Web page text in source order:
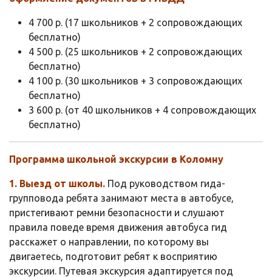
4 700 р. (17 школьников + 2 сопровождающих
бесплатно)
4 500 р. (25 школьников + 2 сопровождающих
бесплатно)
4 100 р. (30 школьников + 3 сопровождающих
бесплатно)
3 600 р. (от 40 школьников + 4 сопровождающих
бесплатно)
Программа школьной экскурсии в Коломну
1. Выезд от школы. Под руководством гида-
групповода ребята занимают места в автобусе,
пристегивают ремни безопасности и слушают
правила поведе время движения автобуса гид
расскажет о направлении, по которому вы
двигаетесь, подготовит ребят к восприятию
экскурсии. Путевая экскурсия адаптируется под